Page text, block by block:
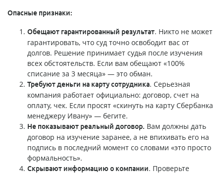
Опасные признаки:
Обещают гарантированный результат. Никто не может
гарантировать, что суд точно освободит вас от
долгов. Решение принимает судья после изучения
всех обстоятельств. Если вам обещают «100%
списание за 3 месяца» — это обман.
Требуют деньги на карту сотрудника. Серьезная
компания работает официально: договор, счет на
оплату, чек. Если просят «скинуть на карту Сбербанка
менеджеру Ивану» — бегите.
Не показывают реальный договор. Вам должны дать
договор на изучение заранее, а не впихивать его на
подпись в последний момент со словами «это просто
формальность».
Скрывают информацию о компании. Проверьте